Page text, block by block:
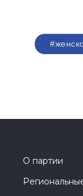
О партии